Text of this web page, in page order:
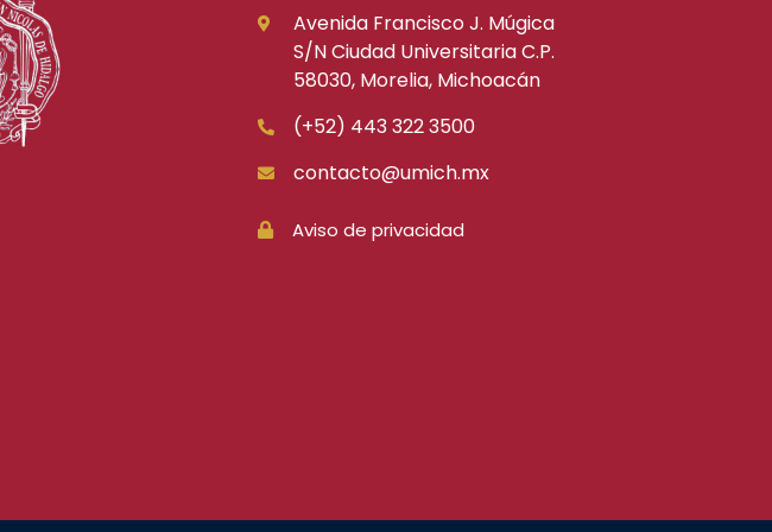
Avenida Francisco J. Múgica
S/N Ciudad Universitaria C.P.
58030, Morelia, Michoacán
(+52) 443 322 3500
contacto@umich.mx
Aviso de privacidad